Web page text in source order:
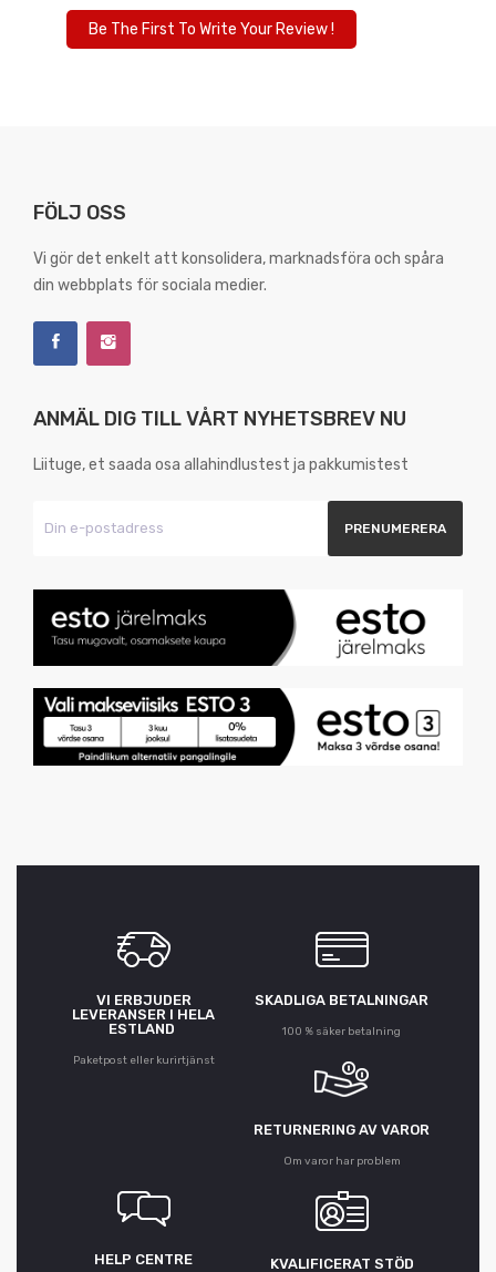
Be The First To Write Your Review !
FÖLJ OSS
Vi gör det enkelt att konsolidera, marknadsföra och spåra
din webbplats för sociala medier.
ANMÄL DIG TILL VÅRT NYHETSBREV NU
Liituge, et saada osa allahindlustest ja pakkumistest
VI ERBJUDER
LEVERANSER I HELA
ESTLAND
Paketpost eller kurirtjänst
SKADLIGA BETALNINGAR
100 % säker betalning
RETURNERING AV VAROR
Om varor har problem
HELP CENTRE KVALIFICERAT STÖD